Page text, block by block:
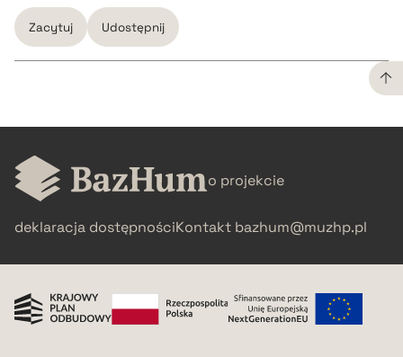
Zacytuj Udostępnij
pobierz cytat
BIBTEX
o projekcie
deklaracja dostępnościKontakt bazhum@muzhp.pl